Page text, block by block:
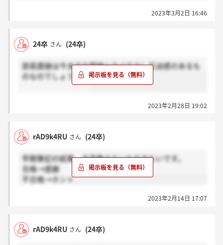
2023年3月2日 16:46
24卒 さん (24卒)
部長面接は今までの面接と比べて少し圧迫感のあるも
のなのでしょうか？
2023年2月28日 19:02
rAD9k4RU さん (24卒)
早期筆記の結果、合否教えていただきたいです。
合格→感謝
不合格→ホント
2023年2月14日 17:07
rAD9k4RU さん (24卒)